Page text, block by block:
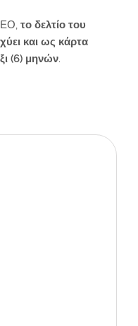
το δελτίο του
και ως κάρτα
(6) μηνών.